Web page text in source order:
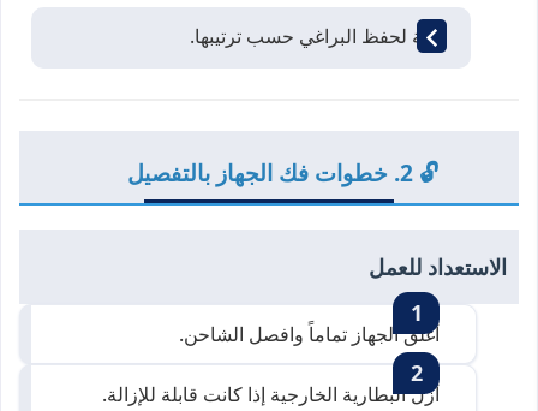
علبة لحفظ البراغي حسب ترتيبها.
🔓 2. خطوات فك الجهاز بالتفصيل
الاستعداد للعمل
أغلق الجهاز تماماً وافصل الشاحن.
أزل البطارية الخارجية إذا كانت قابلة للإزالة.